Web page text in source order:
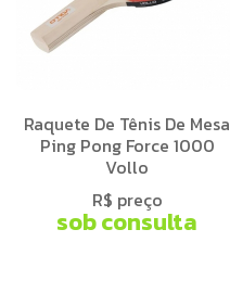
Raquete De Tênis De Mesa
Ping Pong Force 1000
Vollo
R$ preço
sob consulta